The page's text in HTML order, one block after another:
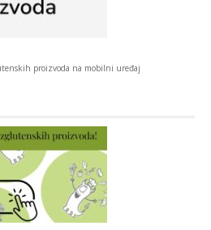
proizvoda na mobilni uređaj